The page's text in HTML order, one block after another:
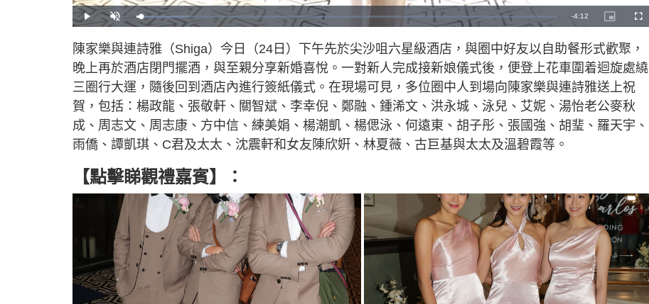
P
l
U
n
u
t
e
L
o
:
1
2
.
2
%
R
a
i
n
T
i
m
e
-4:12
P
i
t
u
r
e
-
i
-
i
c
t
u
r
F
u
s
r
e
e
陳家樂與連詩雅（Shiga）今日（24日）下午先於尖沙咀六星級酒店，與圈中好友以自助餐形式歡聚，
晚上再於酒店閉門擺酒，與至親分享新婚喜悅。一對新人完成接新娘儀式後，便登上花車圍着迴旋處繞
三圈行大運，隨後回到酒店內進行簽紙儀式。在現場可見，多位圈中人到場向陳家樂與連詩雅送上祝
賀，包括：楊政龍、張敬軒、關智斌、李幸倪、鄭融、鍾浠文、洪永城、泳兒、艾妮、湯怡老公麥秋
成、周志文、周志康、方中信、練美娟、楊潮凱、楊偲泳、何遠東、胡子彤、張國強、胡㻗、羅天宇、
雨僑、譚凱琪、C君及太太、沈震軒和女友陳欣姸、林夏薇、古巨基與太太及溫碧霞等。
【點擊睇觀禮嘉賓】：